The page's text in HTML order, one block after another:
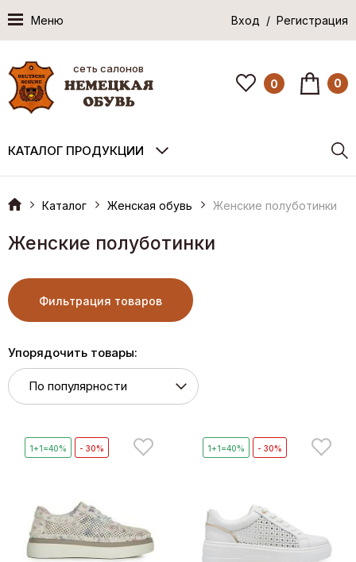
Меню Вход / Регистрация
сеть салонов
0 0
КАТАЛОГ ПРОДУКЦИИ
Каталог Женская обувь Женские полуботинки
Женские полуботинки
Фильтрация товаров
Упорядочить товары:
1+1=40% - 30% 1+1=40% - 30%